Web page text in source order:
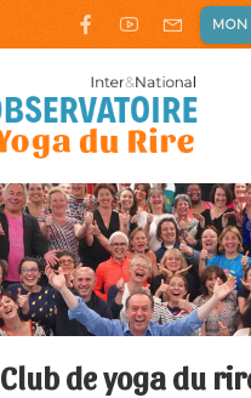
Club de yoga du